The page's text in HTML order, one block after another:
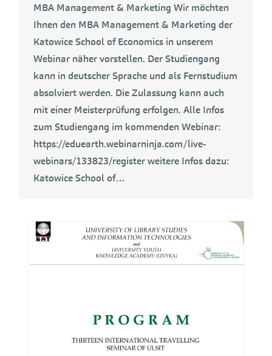
MBA Management & Marketing Wir möchten
Ihnen den MBA Management & Marketing der
Katowice School of Economics in unserem
Webinar näher vorstellen. Der Studiengang
kann in deutscher Sprache und als Fernstudium
absolviert werden. Die Zulassung kann auch
mit einer Meisterprüfung erfolgen. Alle Infos
zum Studiengang im kommenden Webinar:
https://eduearth.webinarninja.com/live-
webinars/133823/register weitere Infos dazu:
Katowice School of…